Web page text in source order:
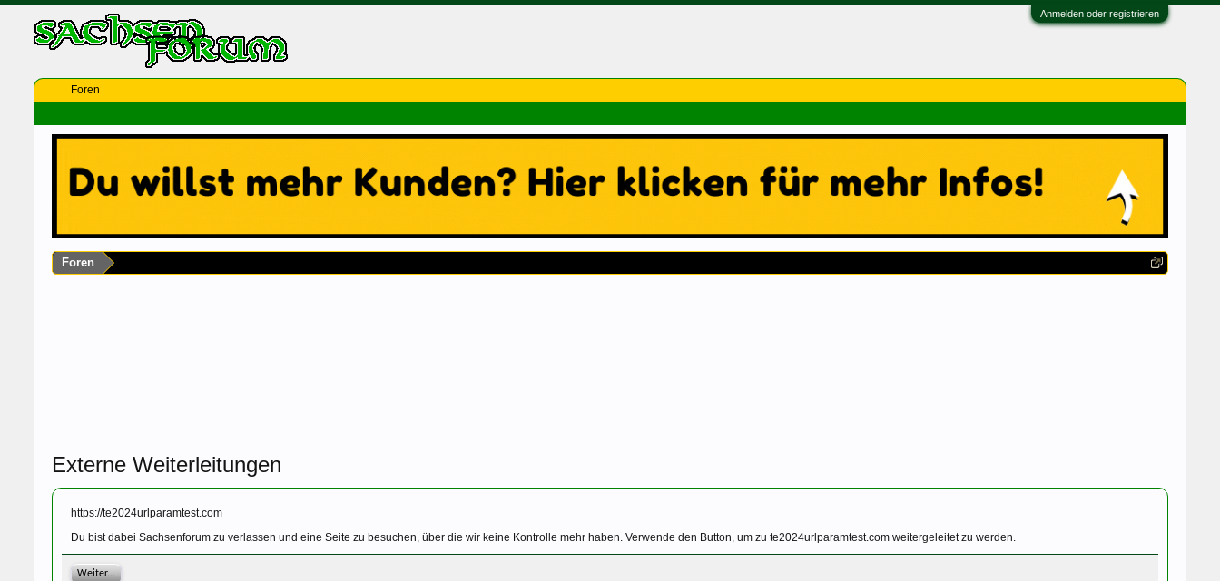
Anmelden oder registrieren
Foren
Externe Weiterleitungen
https://te2024urlparamtest.com
Du bist dabei Sachsenforum zu verlassen und eine Seite zu besuchen, über die wir keine Kontrolle mehr haben. Verwende den Button, um zu te2024urlparamtest.com weitergeleitet zu werden.
Weiter...
Foren